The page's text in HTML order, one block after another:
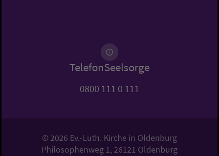
TelefonSeelsorge
0800 111 0 111
© 2026 Ev.-Luth. Kirche in Oldenburg
Philosophenweg 1, 26121 Oldenburg